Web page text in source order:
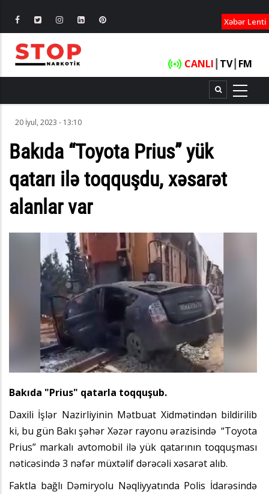
Xəbər Lenti
CANLI TV┃ FM
20 İyul, 2023 - 13:10
Bakıda “Toyota Prius” yük
qatarı ilə toqquşdu, xəsarət
alanlar var
Bakıda "Prius" qatarla toqquşub.
Daxili İşlər Nazirliyinin Mətbuat Xidmətindən bildirilib
ki, bu gün Bakı şəhər Xəzər rayonu ərazisində “Toyota
Prius” markalı avtomobil ilə yük qatarının toqquşması
nəticəsində 3 nəfər müxtəlif dərəcəli xəsarət alıb.
Faktla bağlı Dəmiryolu Nəqliyyatında Polis İdarəsində